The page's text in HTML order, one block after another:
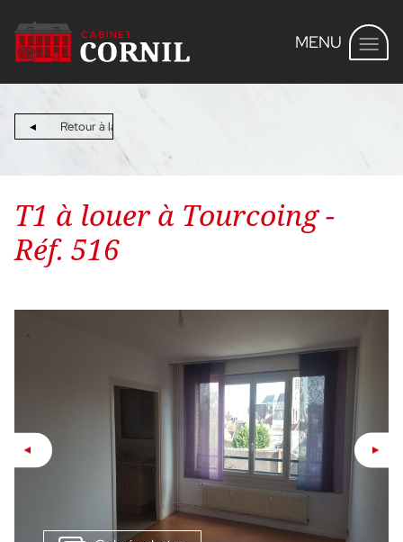
MENU
Retour à la recherche
T1 à louer à Tourcoing -
Réf. 516